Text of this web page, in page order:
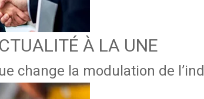
À LA UNE
change la modulation de